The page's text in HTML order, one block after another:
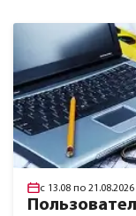
с 13.08 по 21.08.2026